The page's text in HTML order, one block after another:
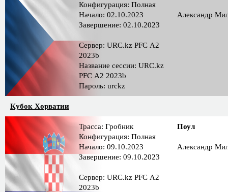
Конфигурация: Полная
Начало: 02.10.2023
Завершение: 02.10.2023
Сервер: URC.kz PFС A2
2023b
Название сессии: URC.kz
PFС A2 2023b
Пароль: urckz
Александр
Кубок Хорватии
Трасса: Гробник
Конфигурация: Полная
Начало: 09.10.2023
Завершение: 09.10.2023
Сервер: URC.kz PFС A2
2023b
Поул
Александр